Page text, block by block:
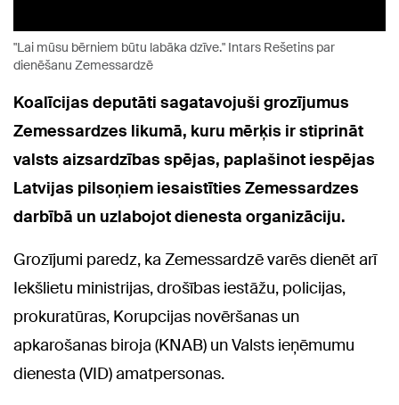
"Lai mūsu bērniem būtu labāka dzīve." Intars Rešetins par
dienēšanu Zemessardzē
Koalīcijas deputāti sagatavojuši grozījumus
Zemessardzes likumā, kuru mērķis ir stiprināt
valsts aizsardzības spējas, paplašinot iespējas
Latvijas pilsoņiem iesaistīties Zemessardzes
darbībā un uzlabojot dienesta organizāciju.
Grozījumi paredz, ka Zemessardzē varēs dienēt arī
Iekšlietu ministrijas, drošības iestāžu, policijas,
prokuratūras, Korupcijas novēršanas un
apkarošanas biroja (KNAB) un Valsts ieņēmumu
dienesta (VID) amatpersonas.